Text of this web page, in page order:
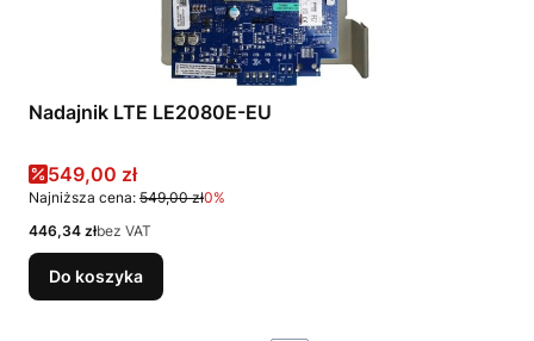
Nadajnik LTE LE2080E-EU
Cena promocyjna
549,00 zł
Najniższa cena: 549,00 zł0%
Cena
446,34 złbez VAT
Do koszyka